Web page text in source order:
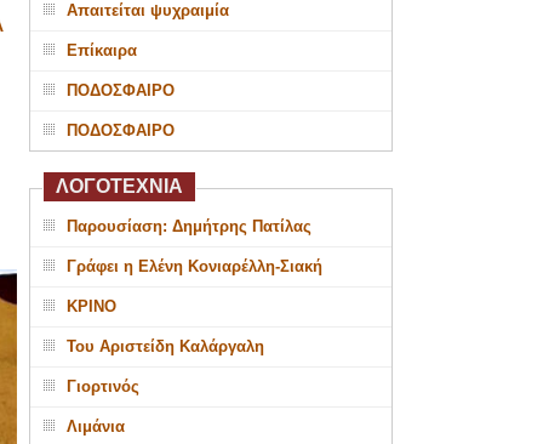
Απαιτείται ψυχραιμία
Επίκαιρα
ΠΟΔΟΣΦΑΙΡΟ
ΠΟΔΟΣΦΑΙΡΟ
ΛΟΓΟΤΕΧΝΙΑ
Παρουσίαση: Δημήτρης Πατίλας
Γράφει η Ελένη Κονιαρέλλη-Σιακή
ΚΡΙΝΟ
Του Αριστείδη Καλάργαλη
Γιορτινός
Λιμάνια